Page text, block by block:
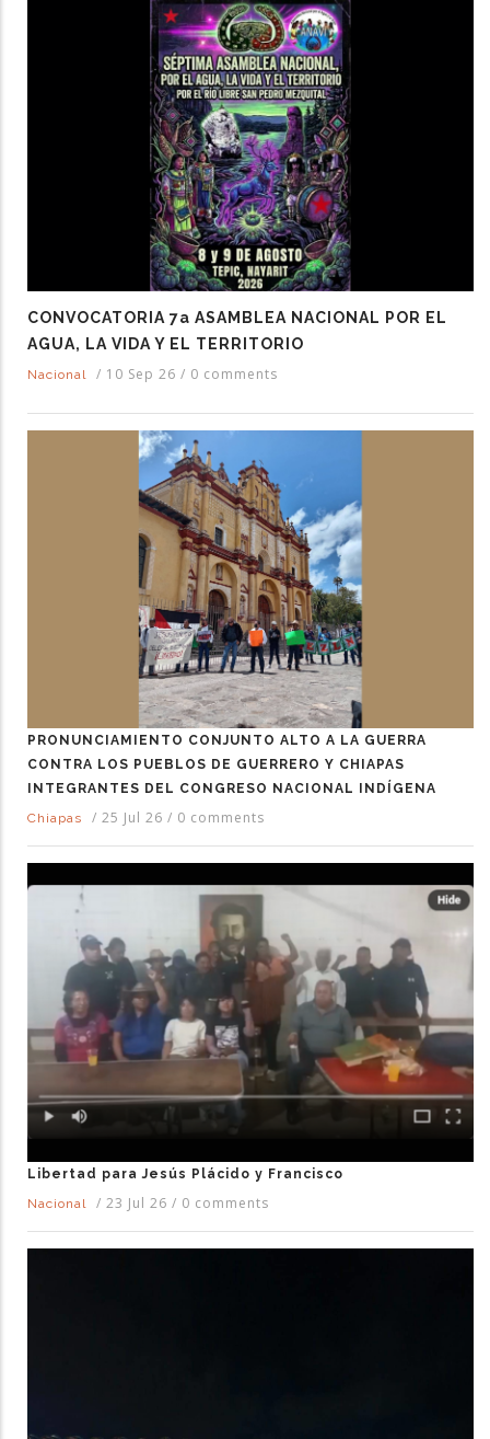
CONVOCATORIA 7a ASAMBLEA NACIONAL POR EL
AGUA, LA VIDA Y EL TERRITORIO
Nacional / 10 Sep 26 / 0 comments
PRONUNCIAMIENTO CONJUNTO ALTO A LA GUERRA
CONTRA LOS PUEBLOS DE GUERRERO Y CHIAPAS
INTEGRANTES DEL CONGRESO NACIONAL INDÍGENA
Chiapas
/ 25 Jul 26 / 0 comments
Libertad para Jesús Plácido y Francisco
Nacional
/ 23 Jul 26 / 0 comments